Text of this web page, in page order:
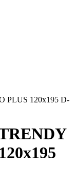
PLUS 120x195 D-